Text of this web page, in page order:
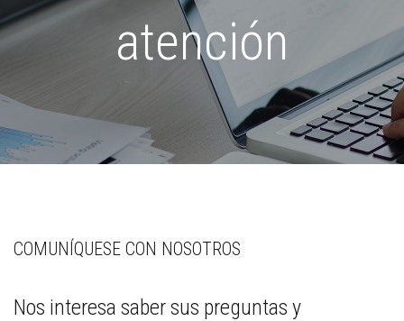
atención
COMUNÍQUESE CON NOSOTROS
Nos interesa saber sus preguntas y